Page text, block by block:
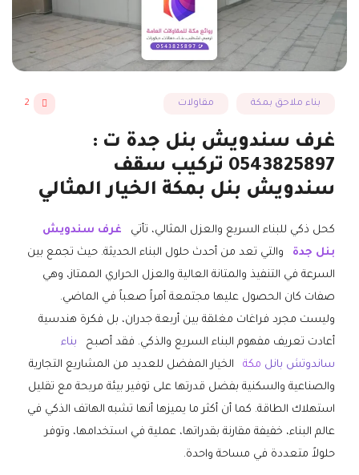
بناء ملاحق بمكة مقاولات 2
غرف سندويش بنل جدة ت :
0543825897 تركيب سقف
سندويش بنل بمكة الخيار المثالي
كحل ذكي للبناء السريع والعزل المثالي، تأتي
غرف سندويش
بنل جدة
والتي تعد من أحدث حلول البناء الحديثة. حيث تجمع بين
السرعة في التنفيذ والمتانة العالية والعزل الحراري الممتاز، وهي
صفات كان الحصول عليها مجتمعة أمراً صعباً في الماضي.
وليست مجرد فراغات مغلقة بين أربعة جدران، بل فكرة هندسية
أعادت تعريف مفهوم البناء السريع والذكي. فقد أصبح
بناء
ساندوتش بانل مكة
الخيار المفضل للعديد من المشاريع التجارية
والصناعية والسكنية بفضل قدرتها على توفير بيئة مريحة مع تقليل
استهلاك الطاقة. كما أن أكثر ما يميزها أنها تشبه الهاتف الذكي في
عالم البناء، خفيفة مقارنة بقدراتها، عملية في استخدامها، وتوفر
حلولاً متعددة في مساحة واحدة.